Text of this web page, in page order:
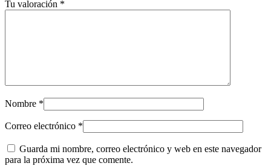
Tu valoración *
Nombre *
Correo electrónico *
Guarda mi nombre, correo electrónico y web en este navegador
para la próxima vez que comente.